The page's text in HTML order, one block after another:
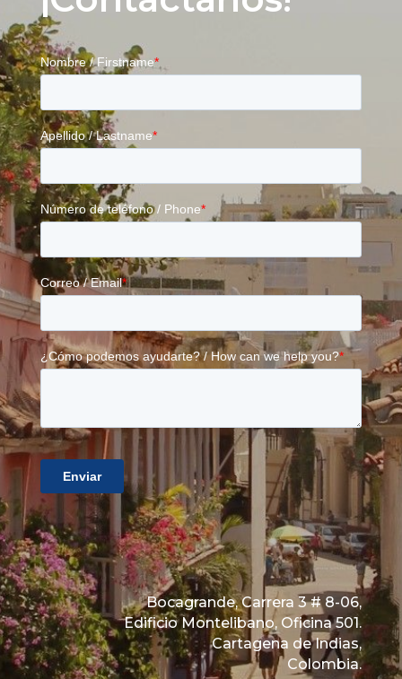
Bocagrande, Carrera 3 # 8-06,
Edificio Montelibano, Oficina 501.
Cartagena de Indias,
Colombia.